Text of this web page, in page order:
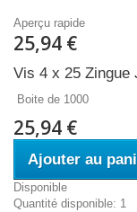
Aperçu rapide
25,94 €
Vis 4 x 25 Zingue
Boite de 1000
25,94 €
Ajouter au
Disponible
Quantité disponible: 1